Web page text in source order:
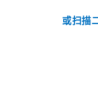
或扫描